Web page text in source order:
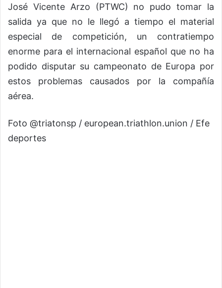
José Vicente Arzo (PTWC) no pudo tomar la
salida ya que no le llegó a tiempo el material
especial de competición, un contratiempo
enorme para el internacional español que no ha
podido disputar su campeonato de Europa por
estos problemas causados por la compañía
aérea.
Foto @triatonsp / european.triathlon.union / Efe
deportes